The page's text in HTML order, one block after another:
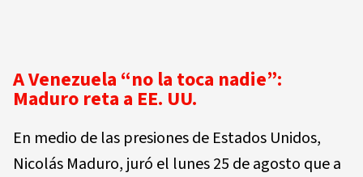
A Venezuela “no la toca nadie”:
Maduro reta a EE. UU.
En medio de las presiones de Estados Unidos,
Nicolás Maduro, juró el lunes 25 de agosto que a